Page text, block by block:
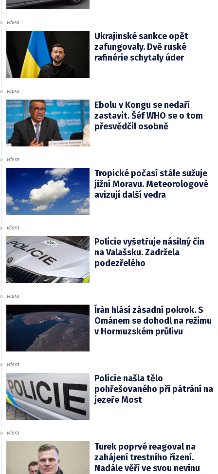
včera
Ukrajinské sankce opět
zafungovaly. Dvě ruské
rafinérie schytaly úder
včera
Ebolu v Kongu se nedaří
zastavit. Šéf WHO se o tom
přesvědčil osobně
včera
Tropické počasí stále sužuje
jižní Moravu. Meteorologové
avizují další vedra
včera
Policie vyšetřuje násilný čin
na Valašsku. Zadržela
podezřelého
včera
Írán hlásí zásadní pokrok. S
Ománem se dohodl na režimu
v Hormuzském průlivu
včera
Policie našla tělo
pohřešovaného při pátrání na
jezeře Most
včera
Turek poprvé reagoval na
zahájení trestního řízení.
Nadále věří ve svou nevinu